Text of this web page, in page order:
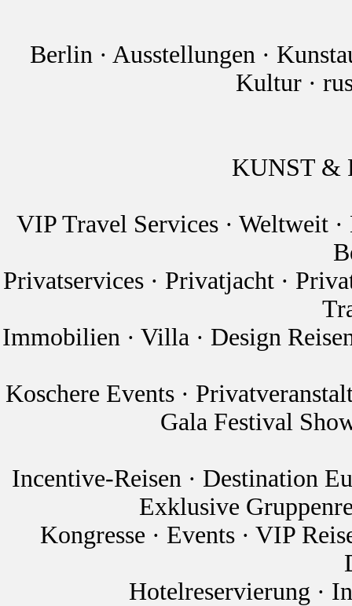
Berlin · Ausstellungen ·
Kultur ·
KUNST &
VIP Travel Services · Weltweit ·
Privatservices · Privatjacht ·
Immobilien · Villa · Design
Koschere Events ·
Gala Festival
Incentive-Reisen · Destination
Exklusive
Kongresse · Events · VIP
Hotelreservierung ·